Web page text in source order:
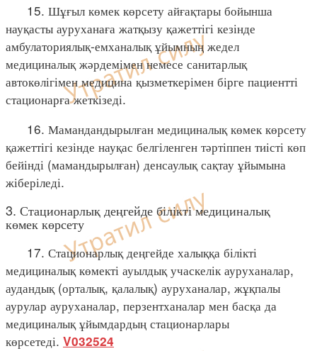
15. Шұғыл көмек көрсету айғақтары бойынша
науқасты ауруханаға жатқызу қажеттігі кезінде
амбулаториялық-емханалық ұйымның жедел
медициналық жәрдемімен немесе санитарлық
автокөлігімен медицина қызметкерімен бірге пациентті
стационарға жеткізеді.
16. Мамандандырылған медициналық көмек көрсету
қажеттігі кезінде науқас белгіленген тәртіппен тиісті көп
бейінді (мамандырылған) денсаулық сақтау ұйымына
жіберіледі.
3. Стационарлық деңгейде білікті медициналық
көмек көрсету
17. Стационарлық деңгейде халыққа білікті
медициналық көмекті ауылдық учаскелік ауруханалар,
аудандық (орталық, қалалық) ауруханалар, жұқпалы
аурулар ауруханалар, перзентханалар мен басқа да
медициналық ұйымдардың стационарлары
көрсетеді. V032524